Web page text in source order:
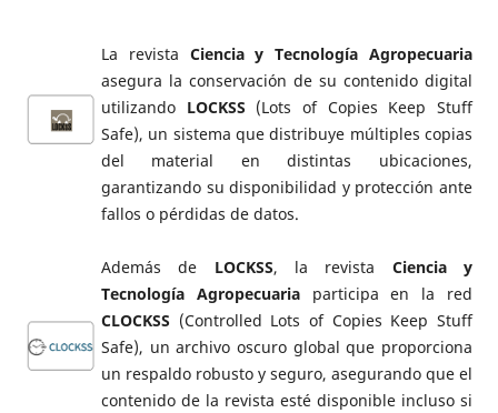
La revista Ciencia y Tecnología Agropecuaria
asegura la conservación de su contenido digital
utilizando LOCKSS (Lots of Copies Keep Stuff
Safe), un sistema que distribuye múltiples copias
del material en distintas ubicaciones,
garantizando su disponibilidad y protección ante
fallos o pérdidas de datos.
Además de LOCKSS, la revista Ciencia y
Tecnología Agropecuariaparticipa en la red
CLOCKSS (Controlled Lots of Copies Keep Stuff
Safe), un archivo oscuro global que proporciona
un respaldo robusto y seguro, asegurando que el
contenido de la revista esté disponible incluso si